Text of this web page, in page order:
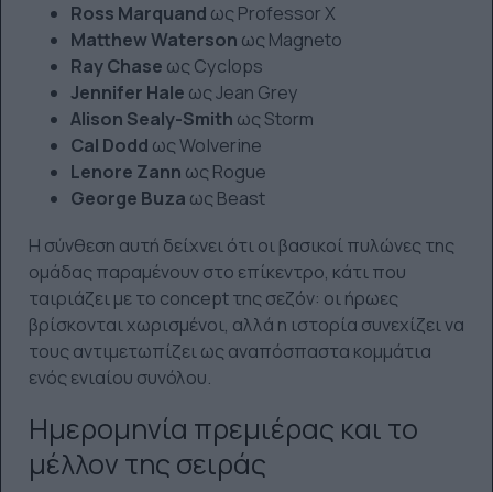
Ross Marquand ως Professor X
Matthew Waterson ως Magneto
Ray Chase ως Cyclops
Jennifer Hale ως Jean Grey
Alison Sealy-Smith ως Storm
Cal Dodd ως Wolverine
Lenore Zann ως Rogue
George Buza ως Beast
Η σύνθεση αυτή δείχνει ότι οι βασικοί πυλώνες της
ομάδας παραμένουν στο επίκεντρο, κάτι που
ταιριάζει με το concept της σεζόν: οι ήρωες
βρίσκονται χωρισμένοι, αλλά η ιστορία συνεχίζει να
τους αντιμετωπίζει ως αναπόσπαστα κομμάτια
ενός ενιαίου συνόλου.
Ημερομηνία πρεμιέρας και το
μέλλον της σειράς